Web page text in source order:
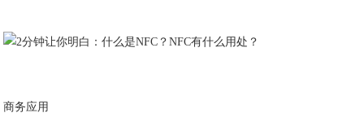
商务应用